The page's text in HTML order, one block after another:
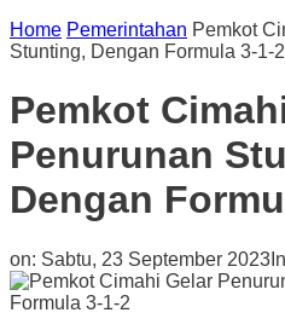
Home Pemerintahan Pemkot
Stunting, Dengan Formula 3-1-2
Pemkot
Penurunan
Dengan
on: Sabtu, 23 September 2023